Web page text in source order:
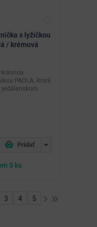
s lyžičkou
/ krémová
krásnou
PAOLA, ktorá
jedálenskom
5 ks
3 4 5